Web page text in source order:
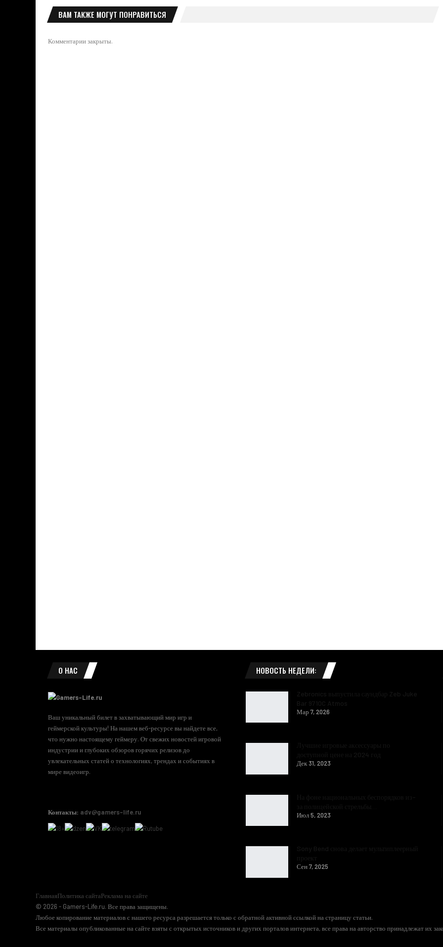
ВАМ ТАКЖЕ МОГУТ ПОНРАВИТЬСЯ
Комментарии закрыты.
О НАС
Ваш уникальный билет в захватывающий мир игр и
геймерской культуры! На нашем веб-ресурсе вы найдете все,
что нужно настоящему геймеру. От свежих новостей игровой
индустрии и глубоких обзоров горячих релизов до
увлекательных статей о технологиях, трендах и событиях в
мире видеоигр.
Контакты: adv@gamers-life.ru
НОВОСТЬ НЕДЕЛИ:
Мар 7, 2026
Дек 31, 2023
Июл 5, 2023
Сен 7, 2025
ГлавнаяПолитика сайтаРеклама на сайте
© 2026 - Gamers-Life.ru. Все права защищены.
Любое копирование материалов с нашего ресурса разрешается только с обратной активной ссылкой на страницу статьи.
Все материалы опубликованные на сайте взяты с открытых источников и других порталов интернета, все права на авторство принадлежат их